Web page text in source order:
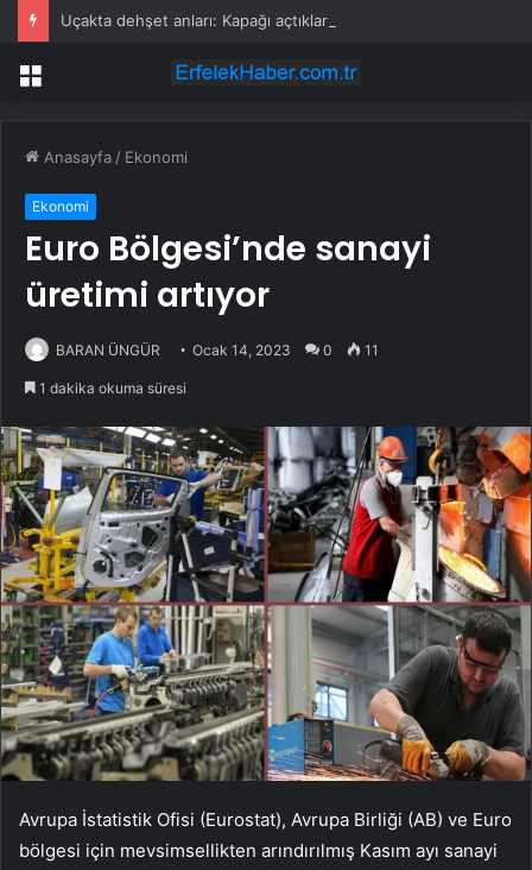
Menü
Anasayfa / Ekonomi
Ekonomi
Euro Bölgesi’nde sanayi
üretimi artıyor
BARAN ÜNGÜR Ocak 14, 2023 0 11
1 dakika okuma süresi
Avrupa İstatistik Ofisi (Eurostat), Avrupa Birliği (AB) ve Euro
bölgesi için mevsimsellikten arındırılmış Kasım ayı sanayi